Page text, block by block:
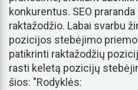
konkurentus. SEO
raktažodžio. Labai svarbu
pozicijos stebėjimo
patikrinti raktažodžių
rasti keletą pozicijų
šios: "Rodyklės: